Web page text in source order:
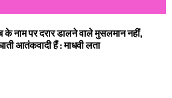
के नाम पर दरार डालने वाले मुसलमान नहीं,
आतंकवादी हैं : माधवी लता